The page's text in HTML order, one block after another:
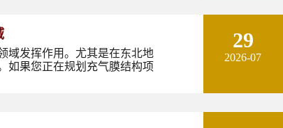
域发挥作用。尤其是在东北地
如果您正在规划充气膜结构项
29
2026-07